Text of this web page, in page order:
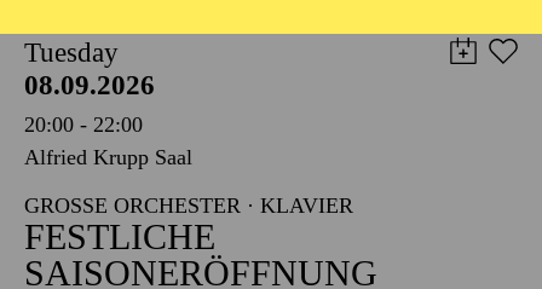
Tuesday
08.09.2026
20:00 - 22:00
Alfried Krupp Saal
GROSSE ORCHESTER · KLAVIER
FESTLICHE
SAISONERÖFFNUNG